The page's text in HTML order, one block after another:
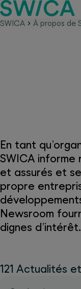
SWICA À propos de
En tant
SWICA informe
et assurés et
propre
Newsroom
dignes d’intérêt.
121 Actualités